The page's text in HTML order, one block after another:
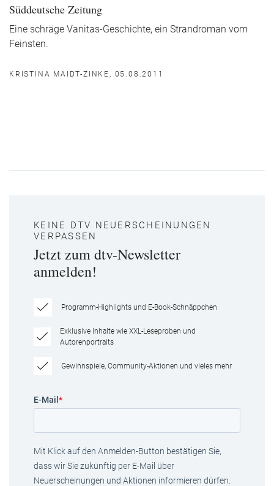
Süddeutsche Zeitung
Eine schräge Vanitas-Geschichte, ein Strandroman vom
Feinsten.
KRISTINA MAIDT-ZINKE, 05.08.2011
KEINE DTV NEUERSCHEINUNGEN
VERPASSEN
Jetzt zum dtv-Newsletter
anmelden!
Programm-Highlights und E-Book-Schnäppchen
Exklusive Inhalte wie XXL-Leseproben und
Autorenportraits
Gewinnspiele, Community-Aktionen und vieles mehr
E-Mail *
Mit Klick auf den Anmelden-Button bestätigen Sie,
dass wir Sie zukünftig per E-Mail über
Neuerscheinungen und Aktionen informieren dürfen.